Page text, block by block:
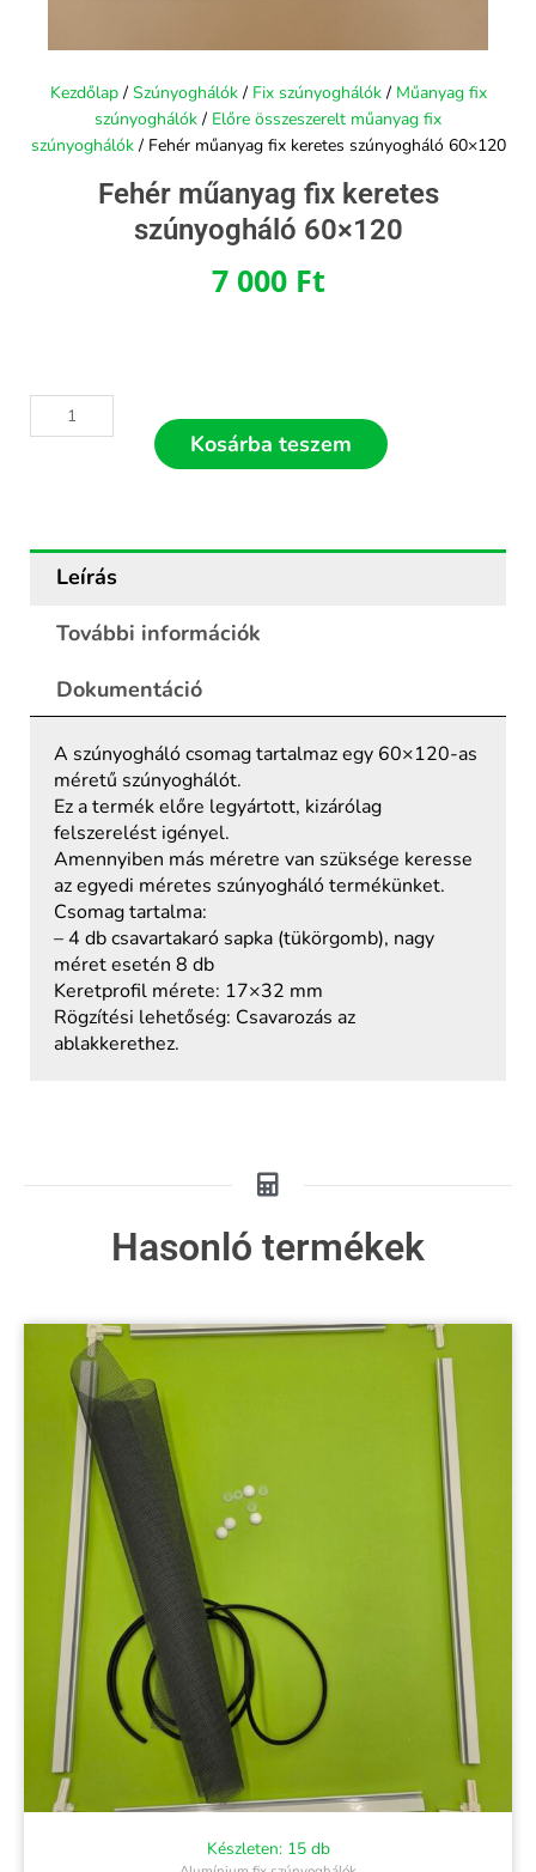
Kezdőlap/ Szúnyoghálók/ Fix szúnyoghálók/ Műanyag fix
szúnyoghálók / Előre összeszerelt műanyag fix
szúnyoghálók/ Fehér műanyag fix keretes szúnyogháló 60×120
Fehér műanyag fix keretes
szúnyogháló 60×120
7 000 Ft
Fehér
műanyag
mennyiség
Kosárba teszem
Leírás
További információk
Dokumentáció
A szúnyogháló csomag tartalmaz egy 60×120-as
méretű szúnyoghálót.
Ez a termék előre legyártott, kizárólag
felszerelést igényel.
Amennyiben más méretre van szüksége keresse
az egyedi méretes szúnyogháló termékünket.
Csomag tartalma:
– 4 db csavartakaró sapka (tükörgomb), nagy
méret esetén 8 db
Keretprofil mérete: 17×32 mm
Rögzítési lehetőség: Csavarozás az
ablakkerethez.
Hasonló termékek
Készleten: 15 db